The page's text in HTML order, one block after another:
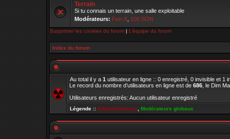
Terrain
Si tu connais un terrain, une salle exploitable
Modérateurs: Fen-X 100 SON
Supprimer les cookies du forum | L’équipe du forum
Index du forum
Au total il y a 1 utilisateur en ligne :: 0 enregistré, 0 invisible et 1
Le record du nombre d’utilisateurs en ligne est de 686 , le Dim
Utilisateurs enregistrés: Aucun utilisateur enregistré
Légende :: Administrateurs Modérateurs globaux